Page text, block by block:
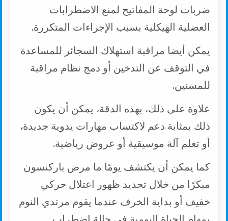
ضربات لوحة المفاتيح لمنع الاضطرابات
العضلية الهيكلية بسبب الإجراءات المتكررة.
يمكن أيضا مراقبة استهلاك السجائر للمساعدة
في التوقف عن التدخين أو دمج نظام مراقبة
للمسنين.
علاوة على ذلك، بهذه الدقة، يمكن أن يكون
ذلك بمثابة دعم لاكتساب مهارات يدوية جديدة،
أو تعلم آلة موسيقية أو عروض رياضية.
كما يمكن أن يكتشف يومًا ما مرض باركنسون
مبكرًا من خلال تحديد ظهور اعتلال حركي
خفيف أو بداية الخرف عندما يقوم مرتدي النوم